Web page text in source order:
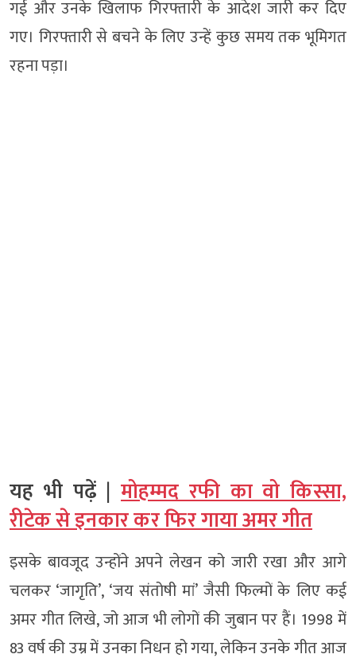
गई और उनके खिलाफ गिरफ्तारी के आदेश जारी कर दिए
गए। गिरफ्तारी से बचने के लिए उन्हें कुछ समय तक भूमिगत
रहना पड़ा।
यह भी पढ़ें | मोहम्मद रफी का वो किस्सा,
रीटेक से इनकार कर फिर गाया अमर गीत
इसके बावजूद उन्होंने अपने लेखन को जारी रखा और आगे
चलकर ‘जागृति’, ‘जय संतोषी मां’ जैसी फिल्मों के लिए कई
अमर गीत लिखे, जो आज भी लोगों की जुबान पर हैं। 1998 में
83 वर्ष की उम्र में उनका निधन हो गया, लेकिन उनके गीत आज